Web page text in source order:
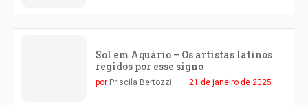
Sol em Aquário – Os artistas latinos
regidos por esse signo
por Priscila Bertozzi 21 de janeiro de 2025